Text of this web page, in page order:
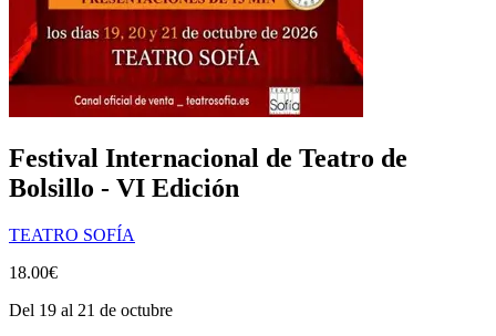
Festival Internacional de Teatro de
Bolsillo - VI Edición
TEATRO SOFÍA
18.00€
Del 19 al 21 de octubre